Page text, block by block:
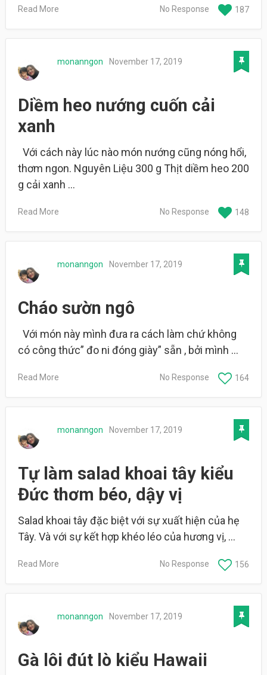
Read More 187
No Response
monanngon November 17, 2019
Diềm heo nướng cuốn cải
xanh
Với cách này lúc nào món nướng cũng nóng hổi,
thơm ngon. Nguyên Liệu 300 g Thịt diềm heo 200
g cải xanh …
Read More 148
No Response
monanngon November 17, 2019
Cháo sườn ngô
Với món này mình đưa ra cách làm chứ không
có công thức” đo ni đóng giày” sẵn , bởi mình …
Read More 164
No Response
monanngon November 17, 2019
Tự làm salad khoai tây kiểu
Đức thơm béo, dậy vị
Salad khoai tây đặc biệt với sự xuất hiện của hẹ
Tây. Và với sự kết hợp khéo léo của hương vị, …
Read More 156
No Response
monanngon November 17, 2019
Gà lôi đút lò kiểu Hawaii